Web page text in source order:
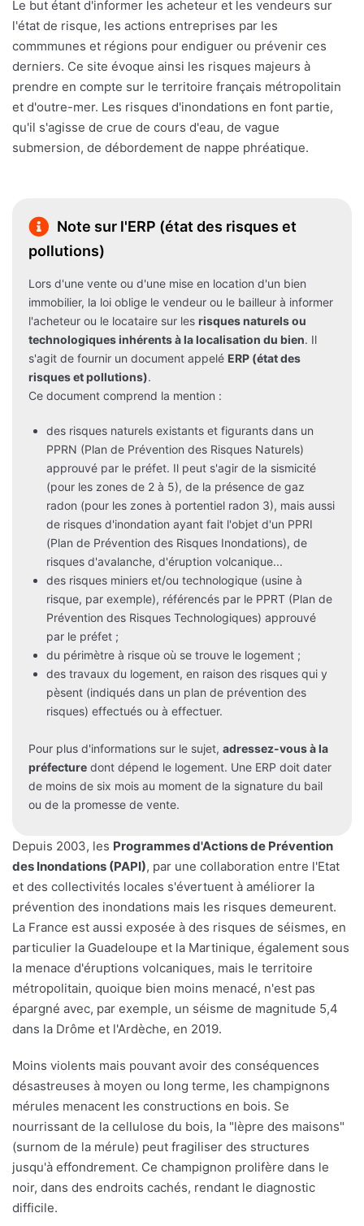
Le but étant d'informer les acheteur et les vendeurs sur
l'état de risque, les actions entreprises par les
commmunes et régions pour endiguer ou prévenir ces
derniers. Ce site évoque ainsi les risques majeurs à
prendre en compte sur le territoire français métropolitain
et d'outre-mer. Les risques d'inondations en font partie,
qu'il s'agisse de crue de cours d'eau, de vague
submersion, de débordement de nappe phréatique.
Note sur l'ERP (état des risques et
pollutions)
Lors d'une vente ou d'une mise en location d'un bien
immobilier, la loi oblige le vendeur ou le bailleur à informer
l'acheteur ou le locataire sur les risques naturels ou
technologiques inhérents à la localisation du bien. Il
s'agit de fournir un document appelé ERP (état des
risques et pollutions).
Ce document comprend la mention :
des risques naturels existants et figurants dans un
PPRN (Plan de Prévention des Risques Naturels)
approuvé par le préfet. Il peut s'agir de la sismicité
(pour les zones de 2 à 5), de la présence de gaz
radon (pour les zones à portentiel radon 3), mais aussi
de risques d'inondation ayant fait l'objet d'un PPRI
(Plan de Prévention des Risques Inondations), de
risques d'avalanche, d'éruption volcanique...
des risques miniers et/ou technologique (usine à
risque, par exemple), référencés par le PPRT (Plan de
Prévention des Risques Technologiques) approuvé
par le préfet ;
du périmètre à risque où se trouve le logement ;
des travaux du logement, en raison des risques qui y
pèsent (indiqués dans un plan de prévention des
risques) effectués ou à effectuer.
Pour plus d'informations sur le sujet, adressez-vous à la
préfecture dont dépend le logement. Une ERP doit dater
de moins de six mois au moment de la signature du bail
ou de la promesse de vente.
Depuis 2003, les Programmes d'Actions de Prévention
des Inondations (PAPI), par une collaboration entre l'Etat
et des collectivités locales s'évertuent à améliorer la
prévention des inondations mais les risques demeurent.
La France est aussi exposée à des risques de séismes, en
particulier la Guadeloupe et la Martinique, également sous
la menace d'éruptions volcaniques, mais le territoire
métropolitain, quoique bien moins menacé, n'est pas
épargné avec, par exemple, un séisme de magnitude 5,4
dans la Drôme et l'Ardèche, en 2019.
Moins violents mais pouvant avoir des conséquences
désastreuses à moyen ou long terme, les champignons
mérules menacent les constructions en bois. Se
nourrissant de la cellulose du bois, la "lèpre des maisons"
(surnom de la mérule) peut fragiliser des structures
jusqu'à effondrement. Ce champignon prolifère dans le
noir, dans des endroits cachés, rendant le diagnostic
difficile.